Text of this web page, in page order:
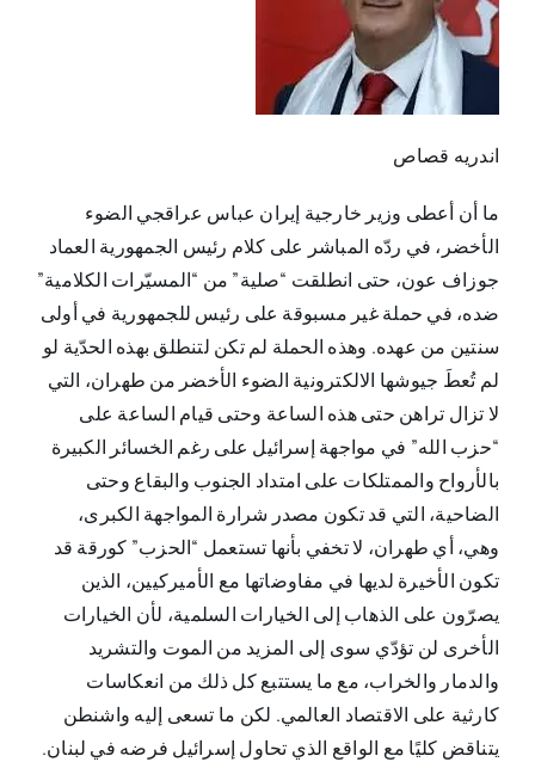
اندريه قصاص
ما أن أعطى وزير خارجية إيران عباس عراقجي الضوء
الأخضر، في ردّه المباشر على كلام رئيس الجمهورية العماد
جوزاف عون، حتى انطلقت “صلية” من “المسيّرات الكلامية”
ضده، في حملة غير مسبوقة على رئيس للجمهورية في أولى
سنتين من عهده. وهذه الحملة لم تكن لتنطلق بهذه الحدّية لو
لم تُعطَ جيوشها الالكترونية الضوء الأخضر من طهران، التي
لا تزال تراهن حتى هذه الساعة وحتى قيام الساعة على
“حزب الله” في مواجهة إسرائيل على رغم الخسائر الكبيرة
بالأرواح والممتلكات على امتداد الجنوب والبقاع وحتى
الضاحية، التي قد تكون مصدر شرارة المواجهة الكبرى،
وهي، أي طهران، لا تخفي بأنها تستعمل “الحزب” كورقة قد
تكون الأخيرة لديها في مفاوضاتها مع الأميركيين، الذين
يصرّون على الذهاب إلى الخيارات السلمية، لأن الخيارات
الأخرى لن تؤدّي سوى إلى المزيد من الموت والتشريد
والدمار والخراب، مع ما يستتبع كل ذلك من انعكاسات
كارثية على الاقتصاد العالمي. لكن ما تسعى إليه واشنطن
يتناقض كليًا مع الواقع الذي تحاول إسرائيل فرضه في لبنان.